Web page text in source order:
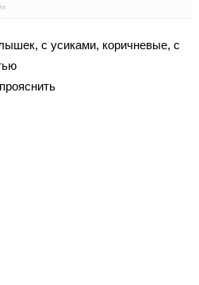
с усиками, коричневые, с